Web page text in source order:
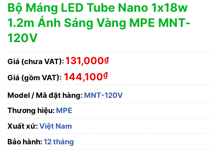
Bộ Máng LED Tube Nano 1x18w
1.2m Ánh Sáng Vàng MPE MNT-
120V
Giá (chưa VAT): 131,000₫
Giá (gồm VAT): 144,100₫
Model / Mã đặt hàng: MNT-120V
Thương hiệu: MPE
Xuất xứ:Việt Nam
Bảo hành:12 tháng